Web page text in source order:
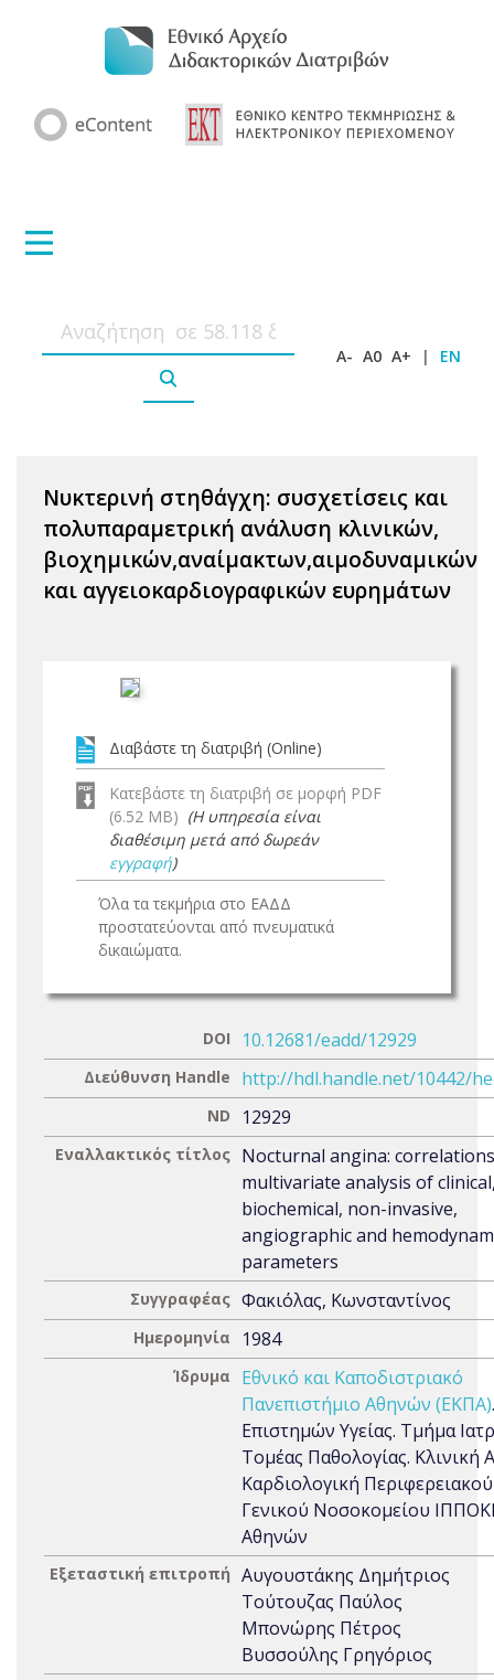
A- A0 A+ | EN
Νυκτερινή στηθάγχη: συσχετίσεις και
πολυπαραμετρική ανάλυση κλινικών,
βιοχημικών,αναίμακτων,αιμοδυναμικών
και αγγειοκαρδιογραφικών ευρημάτων
Διαβάστε τη διατριβή (Online)
Κατεβάστε τη διατριβή σε μορφή PDF
(6.52 MB) (Η υπηρεσία είναι
διαθέσιμη μετά από δωρεάν
εγγραφή)
Όλα τα τεκμήρια στο ΕΑΔΔ
προστατεύονται από πνευματικά
δικαιώματα.
DOI 10.12681/eadd/12929
Διεύθυνση Handle http://hdl.handle.net/10442/
ND 12929
Εναλλακτικός τίτλος Nocturnal angina:
multivariate analysis of
biochemical, non-invasive,
angiographic and
parameters
Συγγραφέας Φακιόλας, Κωνσταντίνος
Ημερομηνία 1984
Ίδρυμα
Εθνικό και Καποδιστριακό
Πανεπιστήμιο Αθηνών (ΕΚΠΑ)
Επιστημών Υγείας. Τμήμα
Τομέας Παθολογίας. Κλινική
Καρδιολογική Περιφερειακού
Γενικού Νοσοκομείου
Αθηνών
Εξεταστική επιτροπή Αυγουστάκης Δημήτριος
Τούτουζας Παύλος
Μπονώρης Πέτρος
Βυσσούλης Γρηγόριος